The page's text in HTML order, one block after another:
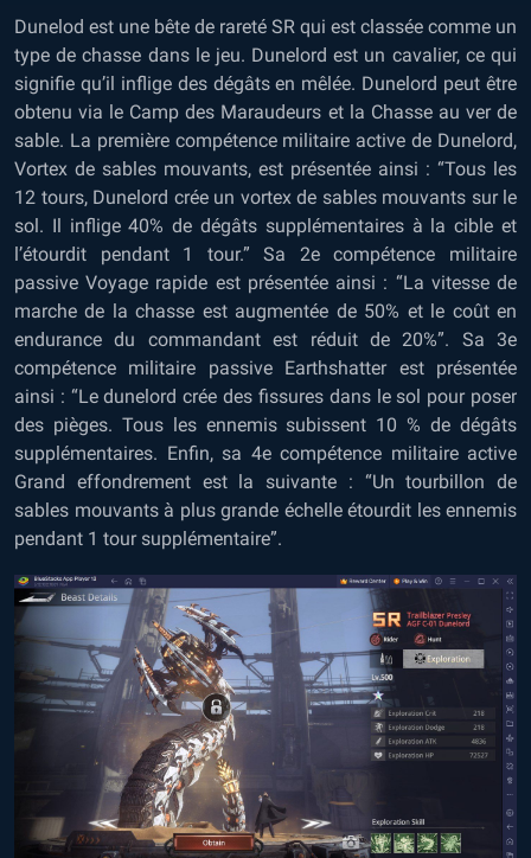
Dunelod est une bête de rareté SR qui est classée comme un
type de chasse dans le jeu. Dunelord est un cavalier, ce qui
signifie qu’il inflige des dégâts en mêlée. Dunelord peut être
obtenu via le Camp des Maraudeurs et la Chasse au ver de
sable. La première compétence militaire active de Dunelord,
Vortex de sables mouvants, est présentée ainsi : “Tous les
12 tours, Dunelord crée un vortex de sables mouvants sur le
sol. Il inflige 40% de dégâts supplémentaires à la cible et
l’étourdit pendant 1 tour.” Sa 2e compétence militaire
passive Voyage rapide est présentée ainsi : “La vitesse de
marche de la chasse est augmentée de 50% et le coût en
endurance du commandant est réduit de 20%”. Sa 3e
compétence militaire passive Earthshatter est présentée
ainsi : “Le dunelord crée des fissures dans le sol pour poser
des pièges. Tous les ennemis subissent 10 % de dégâts
supplémentaires. Enfin, sa 4e compétence militaire active
Grand effondrement est la suivante : “Un tourbillon de
sables mouvants à plus grande échelle étourdit les ennemis
pendant 1 tour supplémentaire”.